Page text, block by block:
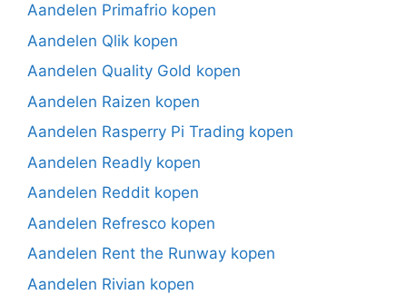
Aandelen Primafrio kopen
Aandelen Qlik kopen
Aandelen Quality Gold kopen
Aandelen Raizen kopen
Aandelen Rasperry Pi Trading kopen
Aandelen Readly kopen
Aandelen Reddit kopen
Aandelen Refresco kopen
Aandelen Rent the Runway kopen
Aandelen Rivian kopen